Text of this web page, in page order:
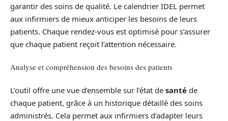
garantir des soins de qualité. Le calendrier IDEL permet
aux infirmiers de mieux anticiper les besoins de leurs
patients. Chaque rendez-vous est optimisé pour s’assurer
que chaque patient reçoit l’attention nécessaire.
Analyse et compréhension des besoins des patients
L’outil offre une vue d’ensemble sur l’état de santé de
chaque patient, grâce à un historique détaillé des soins
administrés. Cela permet aux infirmiers d’adapter leurs